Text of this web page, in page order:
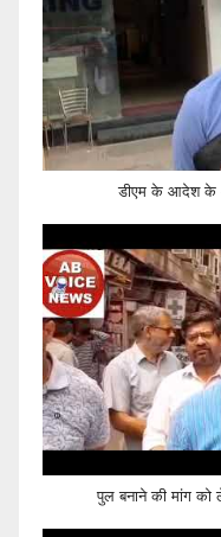
डीएम के आदेश के
पुल बनाने की मांग को